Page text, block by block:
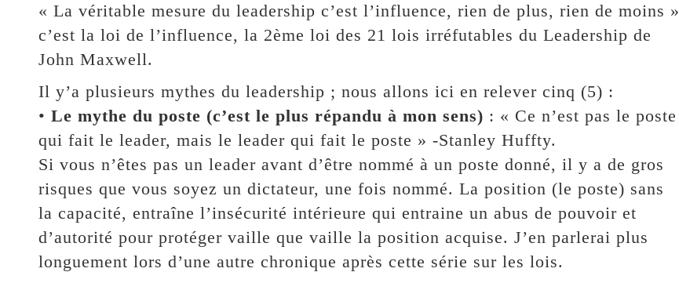
« La véritable mesure du leadership c’est l’influence, rien de plus, rien de moins »
c’est la loi de l’influence, la 2ème loi des 21 lois irréfutables du Leadership de
John Maxwell.
Il y’a plusieurs mythes du leadership ; nous allons ici en relever cinq (5) :
• Le mythe du poste (c’est le plus répandu à mon sens) : « Ce n’est pas le poste
qui fait le leader, mais le leader qui fait le poste » -Stanley Huffty.
Si vous n’êtes pas un leader avant d’être nommé à un poste donné, il y a de gros
risques que vous soyez un dictateur, une fois nommé. La position (le poste) sans
la capacité, entraîne l’insécurité intérieure qui entraine un abus de pouvoir et
d’autorité pour protéger vaille que vaille la position acquise. J’en parlerai plus
longuement lors d’une autre chronique après cette série sur les lois.